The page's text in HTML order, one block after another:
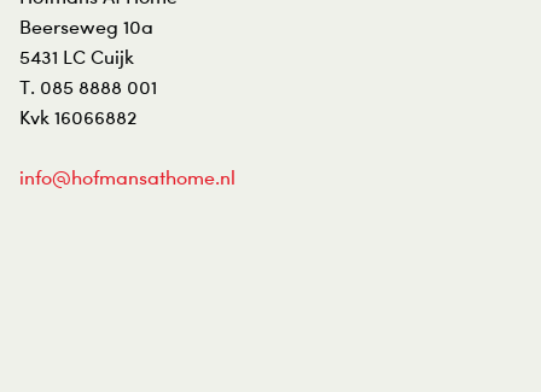
Beerseweg 10a
5431 LC Cuijk
T. 085 8888 001
Kvk 16066882
info@hofmansathome.nl